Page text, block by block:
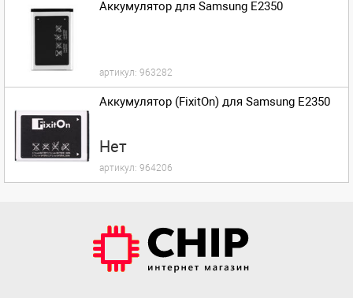
Аккумулятор для Samsung E2350
артикул: 963282
Аккумулятор (FixitOn) для Samsung E2350
Нет
артикул: 964206